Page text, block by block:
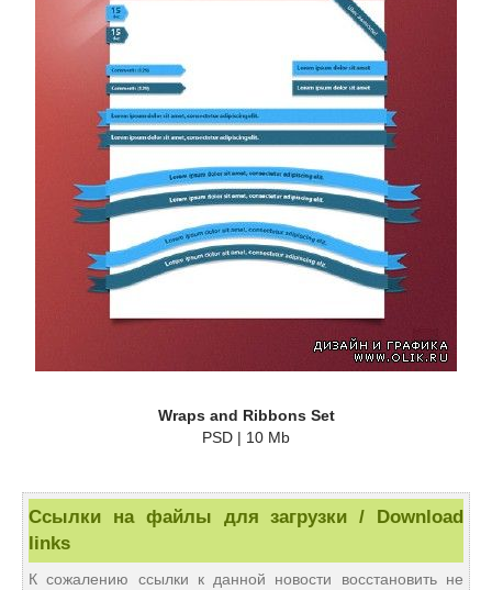
Wraps and Ribbons Set
PSD | 10 Mb
Ссылки на файлы для загрузки / Download
links
К сожалению ссылки к данной новости восстановить не